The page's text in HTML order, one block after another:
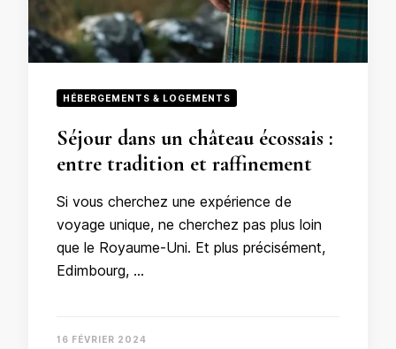
HÉBERGEMENTS & LOGEMENTS
Séjour dans un château écossais :
entre tradition et raffinement
Si vous cherchez une expérience de
voyage unique, ne cherchez pas plus loin
que le Royaume-Uni. Et plus précisément,
Edimbourg, …
16 FÉVRIER 2024